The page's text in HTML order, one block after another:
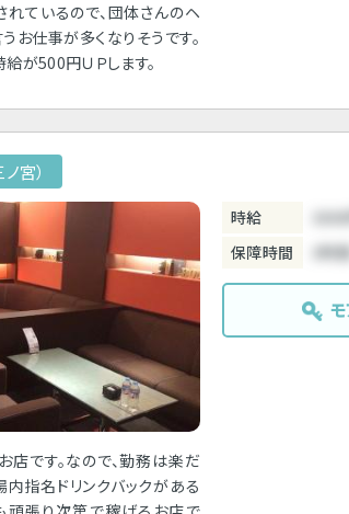
ているので、団体さんのヘ
お仕事が多くなりそうです。
が500円ＵＰします。
宮）
です。なので、勤務は楽だ
内指名ドリンクバックがある
時給 3800
保障時間
3時間